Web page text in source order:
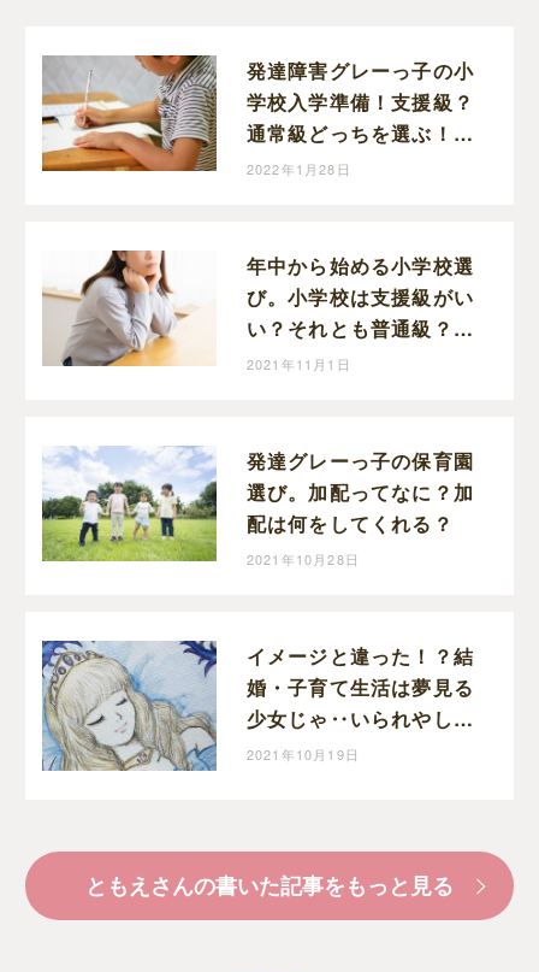
発達障害グレーっ子の小
学校入学準備！支援級？
通常級どっちを選ぶ！？
見学のポイント教えま
2022年1月28日
年中から始める小学校選
び。小学校は支援級がい
い？それとも普通級？就
学相談で聞いてみまし
2021年11月1日
発達グレーっ子の保育園
選び。加配ってなに？加
配は何をしてくれる？
2021年10月28日
イメージと違った！？結
婚・子育て生活は夢見る
少女じゃ‥いられやしな
い（汗）
2021年10月19日
ともえさんの書いた記事をもっと見る